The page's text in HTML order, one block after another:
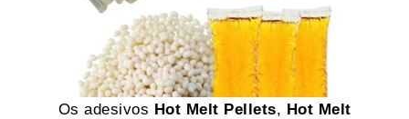
Os adesivos Hot Melt Pellets, Hot Melt